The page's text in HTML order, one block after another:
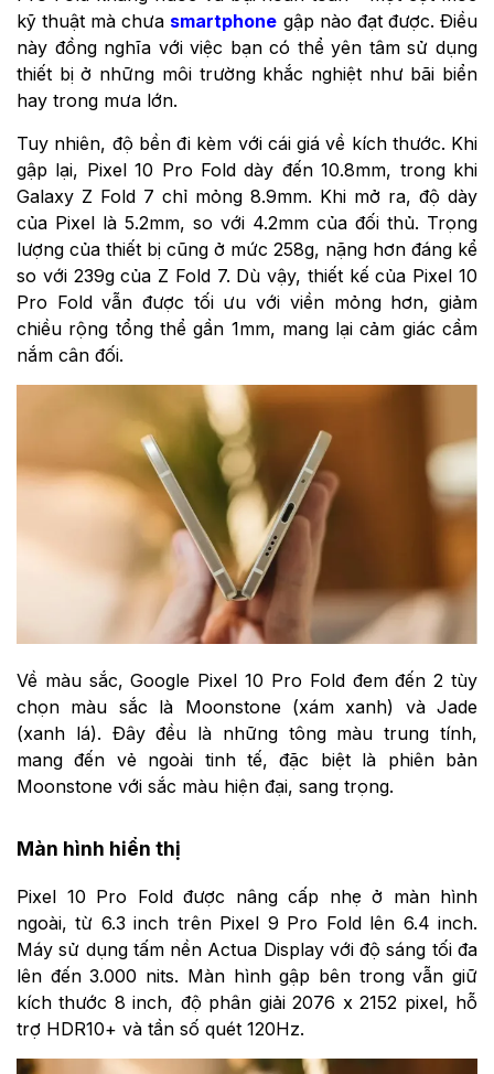
kỹ thuật mà chưa smartphone gập nào đạt được. Điều
này đồng nghĩa với việc bạn có thể yên tâm sử dụng
thiết bị ở những môi trường khắc nghiệt như bãi biển
hay trong mưa lớn.
Tuy nhiên, độ bền đi kèm với cái giá về kích thước. Khi
gập lại, Pixel 10 Pro Fold dày đến 10.8mm, trong khi
Galaxy Z Fold 7 chỉ mỏng 8.9mm. Khi mở ra, độ dày
của Pixel là 5.2mm, so với 4.2mm của đối thủ. Trọng
lượng của thiết bị cũng ở mức 258g, nặng hơn đáng kể
so với 239g của Z Fold 7. Dù vậy, thiết kế của Pixel 10
Pro Fold vẫn được tối ưu với viền mỏng hơn, giảm
chiều rộng tổng thể gần 1mm, mang lại cảm giác cầm
nắm cân đối.
Về màu sắc, Google Pixel 10 Pro Fold đem đến 2 tùy
chọn màu sắc là Moonstone (xám xanh) và Jade
(xanh lá). Đây đều là những tông màu trung tính,
mang đến vẻ ngoài tinh tế, đặc biệt là phiên bản
Moonstone với sắc màu hiện đại, sang trọng.
Màn hình hiển thị
Pixel 10 Pro Fold được nâng cấp nhẹ ở màn hình
ngoài, từ 6.3 inch trên Pixel 9 Pro Fold lên 6.4 inch.
Máy sử dụng tấm nền Actua Display với độ sáng tối đa
lên đến 3.000 nits. Màn hình gập bên trong vẫn giữ
kích thước 8 inch, độ phân giải 2076 x 2152 pixel, hỗ
trợ HDR10+ và tần số quét 120Hz.